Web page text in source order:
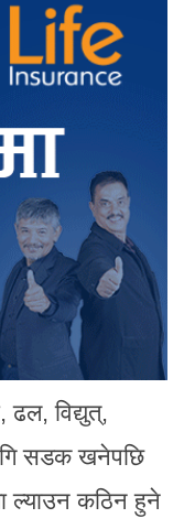
ढल, विद्युत्,
सडक खनेपछि
ल्याउन कठिन हुने